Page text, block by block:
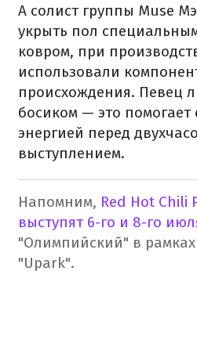
А солист группы Muse
укрыть пол
ковром, при
использовали
происхождения. Певец
босиком — это помогает
энергией перед
выступлением.
Напомним, Red Hot Chili
выступят 6-го и 8-го
"Олимпийский" в
"Upark".